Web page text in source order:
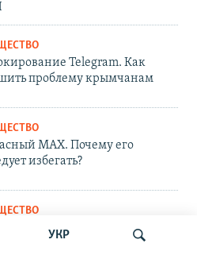
УКР
Telegram. Как
проблему крымчанам
MAX. Почему его
избегать?
делать, если сайт
заблокировали?